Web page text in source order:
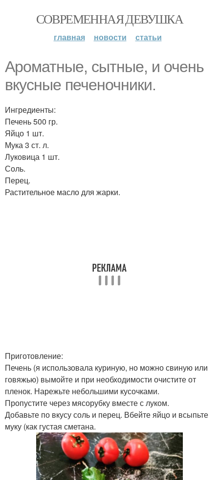
СОВРЕМЕННАЯ ДЕВУШКА
главная новости статьи
Ароматные, сытные, и очень
вкусные печеночники.
Ингредиенты:
Печень 500 гр.
Яйцо 1 шт.
Мука 3 ст. л.
Луковица 1 шт.
Соль.
Перец.
Растительное масло для жарки.
Приготовление:
Печень (я использовала куриную, но можно свиную или
говяжью) вымойте и при необходимости очистите от
пленок. Нарежьте небольшими кусочками.
Пропустите через мясорубку вместе с луком.
Добавьте по вкусу соль и перец. Вбейте яйцо и всыпьте
муку (как густая сметана.